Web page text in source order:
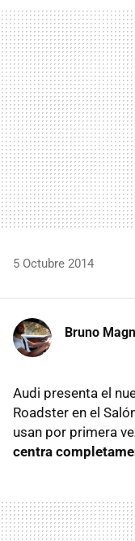
5 Octubre 2014
Bruno
Audi presenta el
Roadster en el
usan por primera
centra